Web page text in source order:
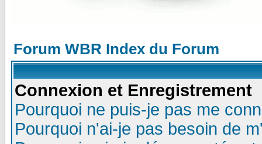
Forum WBR Index du Forum
Connexion et Enregistrement
Pourquoi ne puis-je pas me
Pourquoi n'ai-je pas besoin de